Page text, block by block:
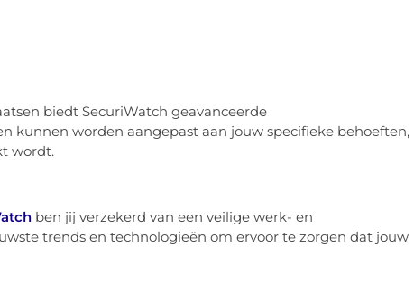
biedt SecuriWatch geavanceerde
kunnen worden aangepast aan jouw specifieke behoeften,
wordt.
ben jij verzekerd van een veilige werk- en
trends en technologieën om ervoor te zorgen dat jouw